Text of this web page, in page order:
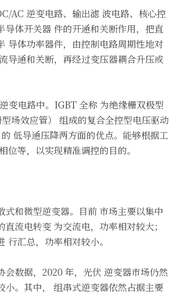
AC 逆变电路、输出滤 波电路、核心控
体开关器 件的开通和关断作用，把直
导体功率器件，由控制电路周期性地对
导通和关断，再经过变压器耦合升压或
变电路中。IGBT 全称 为绝缘栅双极型
场效应管） 组成的复合全控型电压驱动
低导通压降两方面的优点。能够根据工
等，以实现精准调控的目的。
和微型逆变器。目前 市场主要以集中
流电转变 为交流电，功率相对较大；
汇总，功率相对较小。
数据，2020 年，光伏 逆变器市场仍然
。其中， 组串式逆变器依然占据主要